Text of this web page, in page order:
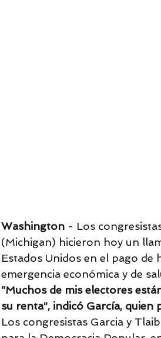
Washington - Los
(Michigan) hicieron hoy un
Estados Unidos en el pago de
emergencia económica y de
“Muchos de mis electores
su renta”, indicó García,
Los congresistas Garcia y